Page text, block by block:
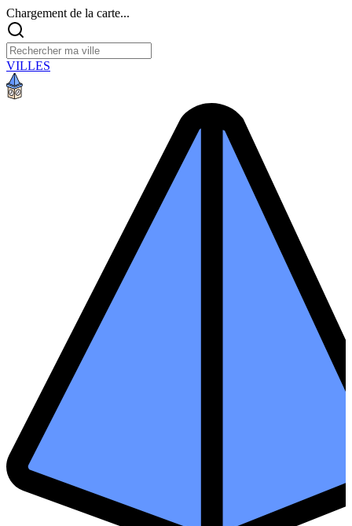
Chargement de la carte...
VILLES